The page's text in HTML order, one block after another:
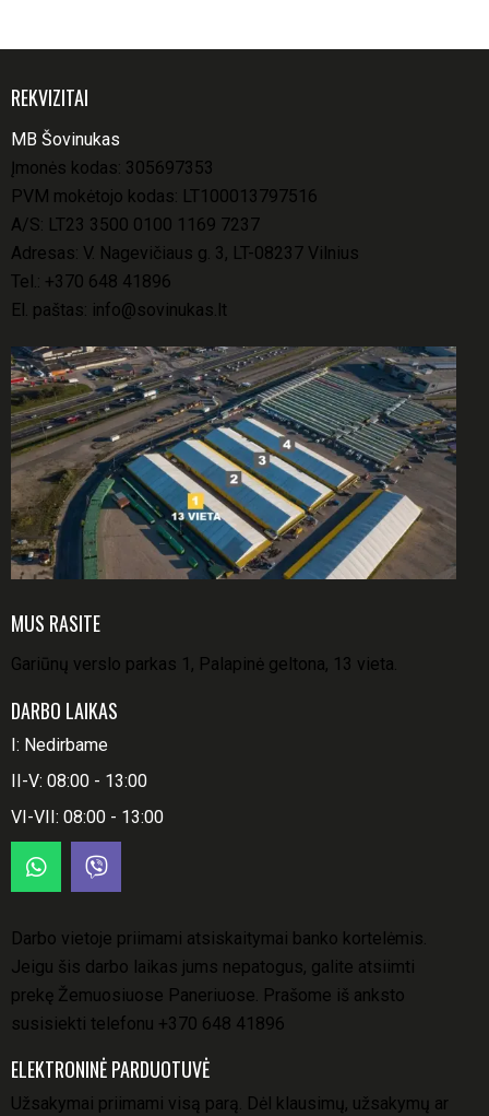
REKVIZITAI
MB Šovinukas
Įmonės kodas: 305697353
PVM mokėtojo kodas: LT100013797516
A/S: LT23 3500 0100 1169 7237
Adresas: V. Nagevičiaus g. 3, LT-08237 Vilnius
Tel.: +370 648 41896
El. paštas: info@sovinukas.lt
MUS RASITE
Gariūnų verslo parkas 1, Palapinė geltona, 13 vieta.
DARBO LAIKAS
I: Nedirbame
II-V: 08:00 - 13:00
VI-VII: 08:00 - 13:00
Darbo vietoje priimami atsiskaitymai banko kortelėmis.
Jeigu šis darbo laikas jums nepatogus, galite atsiimti
prekę Žemuosiuose Paneriuose. Prašome iš anksto
susisiekti telefonu +370 648 41896
ELEKTRONINĖ PARDUOTUVĖ
Užsakymai priimami visą parą. Dėl klausimų, užsakymų ar